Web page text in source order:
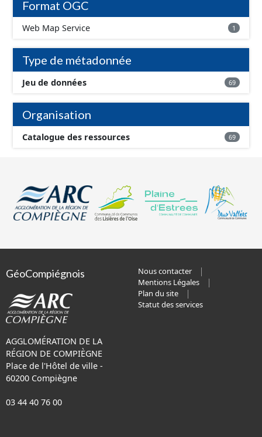
Format OGC
Web Map Service 1
Type de métadonnée
Jeu de données 69
Organisation
Catalogue des ressources 69
GéoCompiégnois
AGGLOMÉRATION DE LA
RÉGION DE COMPIÈGNE
Place de l'Hôtel de ville -
60200 Compiègne
03 44 40 76 00
Nous contacter
Mentions Légales
Plan du site
Statut des services